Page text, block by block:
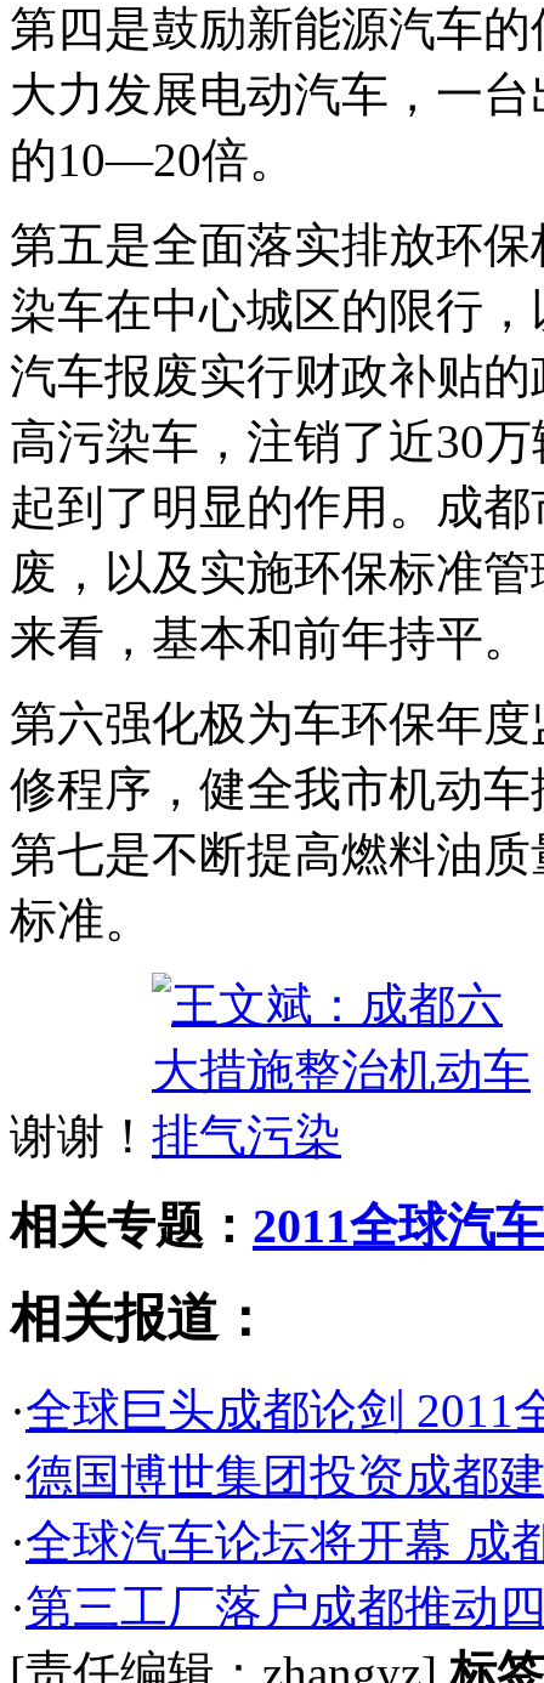
第四是鼓励新能源汽车
大力发展电动汽车，一
的10—20倍。
第五是全面落实排放环
染车在中心城区的限行
汽车报废实行财政补贴
高污染车，注销了近30
起到了明显的作用。成
废，以及实施环保标准
来看，基本和前年持平。
第六强化极为车环保年
修程序，健全我市机动
第七是不断提高燃料油
标准。
谢谢！
相关专题： 2011全球汽
相关报道：
·全球巨头成都论剑 2011
·德国博世集团投资成都
·全球汽车论坛将开幕 成
·第三工厂落户成都推动
[责任编辑：zhangyz] 标